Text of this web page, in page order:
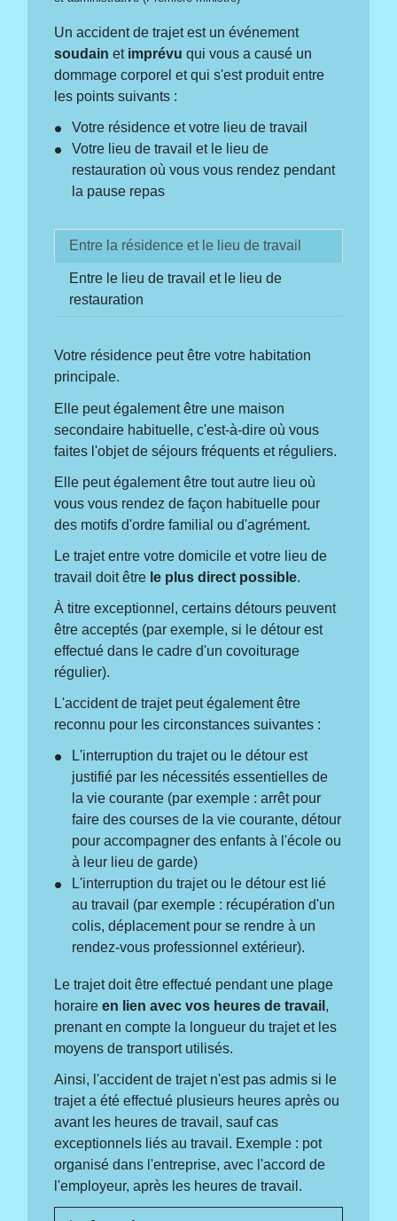
Un accident de trajet est un événement
soudain et imprévu qui vous a causé un
dommage corporel et qui s'est produit entre
les points suivants :
Votre résidence et votre lieu de travail
Votre lieu de travail et le lieu de
restauration où vous vous rendez pendant
la pause repas
Entre la résidence et le lieu de travail
Entre le lieu de travail et le lieu de
restauration
Votre résidence peut être votre habitation
principale.
Elle peut également être une maison
secondaire habituelle, c'est-à-dire où vous
faites l'objet de séjours fréquents et réguliers.
Elle peut également être tout autre lieu où
vous vous rendez de façon habituelle pour
des motifs d'ordre familial ou d'agrément.
Le trajet entre votre domicile et votre lieu de
travail doit être le plus direct possible.
À titre exceptionnel, certains détours peuvent
être acceptés (par exemple, si le détour est
effectué dans le cadre d'un covoiturage
régulier).
L'accident de trajet peut également être
reconnu pour les circonstances suivantes :
L'interruption du trajet ou le détour est
justifié par les nécessités essentielles de
la vie courante (par exemple : arrêt pour
faire des courses de la vie courante, détour
pour accompagner des enfants à l'école ou
à leur lieu de garde)
L'interruption du trajet ou le détour est lié
au travail (par exemple : récupération d'un
colis, déplacement pour se rendre à un
rendez-vous professionnel extérieur).
Le trajet doit être effectué pendant une plage
horaireen lien avec vos heures de travail ,
prenant en compte la longueur du trajet et les
moyens de transport utilisés.
Ainsi, l'accident de trajet n'est pas admis si le
trajet a été effectué plusieurs heures après ou
avant les heures de travail, sauf cas
exceptionnels liés au travail. Exemple : pot
organisé dans l'entreprise, avec l'accord de
l'employeur, après les heures de travail.